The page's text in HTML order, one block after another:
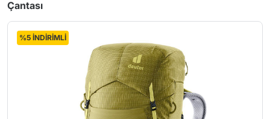
Çantası
%5 İNDİRİMLİ